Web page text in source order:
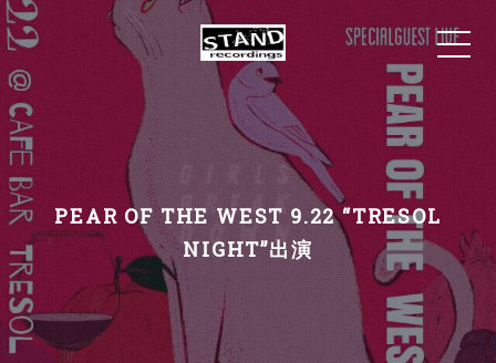
PEAR OF THE WEST 9.22 “TRESOL
NIGHT”出演